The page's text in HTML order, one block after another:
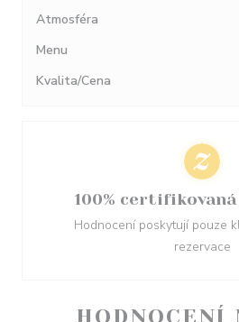
HODNOCENÍ
Atmosféra
Menu
Kvalita/Cena
100%
Hodnocení poskytují pouze
rezervace